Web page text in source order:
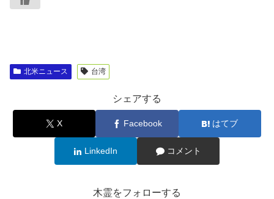
北米ニュース 台湾
シェアする
X Facebook はてブ
LinkedIn コメント
木霊をフォローする